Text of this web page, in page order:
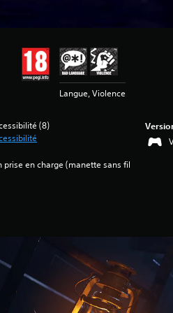
Langue, Violence
(8)
prise en charge (manette sans fil